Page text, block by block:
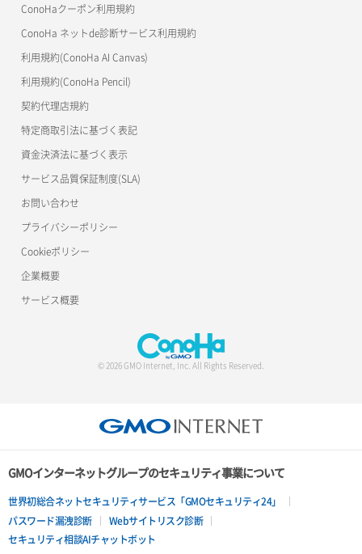
ConoHaクーポン利用規約
ConoHa ネットde診断サービス利用規約
利用規約(ConoHa AI Canvas)
利用規約(ConoHa Pencil)
契約代理店規約
特定商取引法に基づく表記
資金決済法に基づく表示
サービス品質保証制度(SLA)
お問い合わせ
プライバシーポリシー
Cookieポリシー
企業概要
サービス概要
© 2026 GMO Internet, Inc. All Rights Reserved.
GMOインターネットグループのセキュリティ事業について
世界初総合ネットセキュリティサービス「GMOセキュリティ24」
パスワード漏洩診断
Webサイトリスク診断
セキュリティ相談AIチャットボット